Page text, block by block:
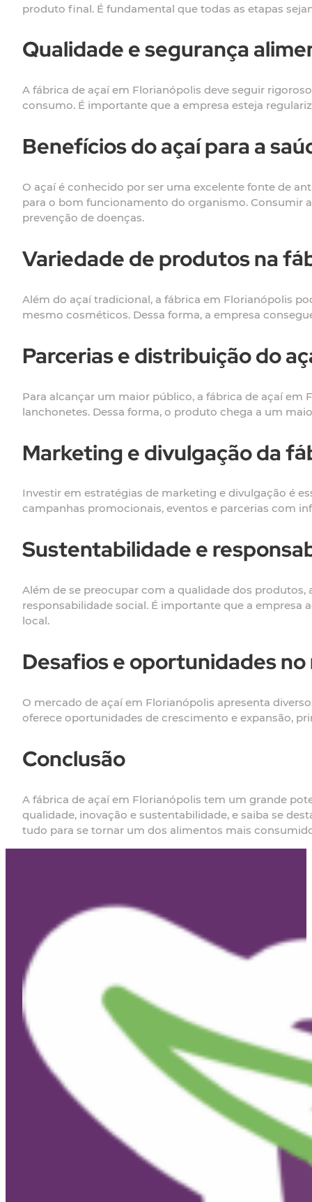
produto final. É fundamental que todas as etapas
Qualidade e segurança
A fábrica de açaí em Florianópolis deve seguir
consumo. É importante que a empresa esteja
Benefícios do açaí para a
O açaí é conhecido por ser uma excelente fonte de
para o bom funcionamento do organismo. Consumir
prevenção de doenças.
Variedade de produtos na
Além do açaí tradicional, a fábrica em Florianópolis
mesmo cosméticos. Dessa forma, a empresa
Parcerias e distribuição do
Para alcançar um maior público, a fábrica de açaí
lanchonetes. Dessa forma, o produto chega a um
Marketing e divulgação da
Investir em estratégias de marketing e divulgação é
campanhas promocionais, eventos e parcerias com
Sustentabilidade e
Além de se preocupar com a qualidade dos
responsabilidade social. É importante que a
local.
Desafios e oportunidades
O mercado de açaí em Florianópolis apresenta
oferece oportunidades de crescimento e expansão,
Conclusão
A fábrica de açaí em Florianópolis tem um grande
qualidade, inovação e sustentabilidade, e saiba se
tudo para se tornar um dos alimentos mais